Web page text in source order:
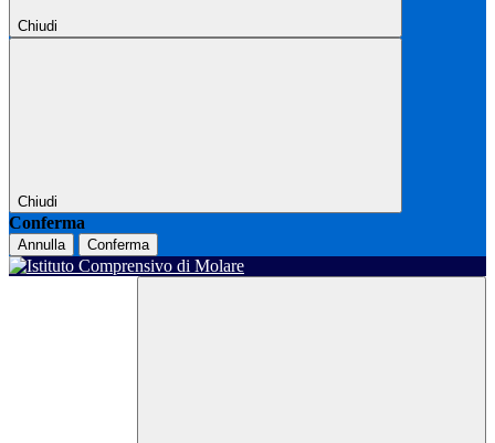
Chiudi
Chiudi
Conferma
Annulla Conferma